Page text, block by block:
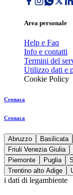
Area personale
Help e Faq
Info e contatti
Termini del
Utilizzo dati e
Cookie Policy
Cronaca
Cronaca
Abruzzo Basilicata
Friuli Venezia Giulia
Piemonte
Puglia
Trentino alto Adige
i dati di legambiente